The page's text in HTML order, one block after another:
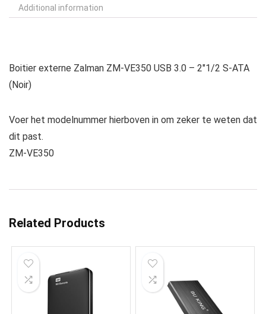
Additional information
Boitier externe Zalman ZM-VE350 USB 3.0 – 2″1/2 S-ATA
(Noir)
Voer het modelnummer hierboven in om zeker te weten dat
dit past.
ZM-VE350
Related Products